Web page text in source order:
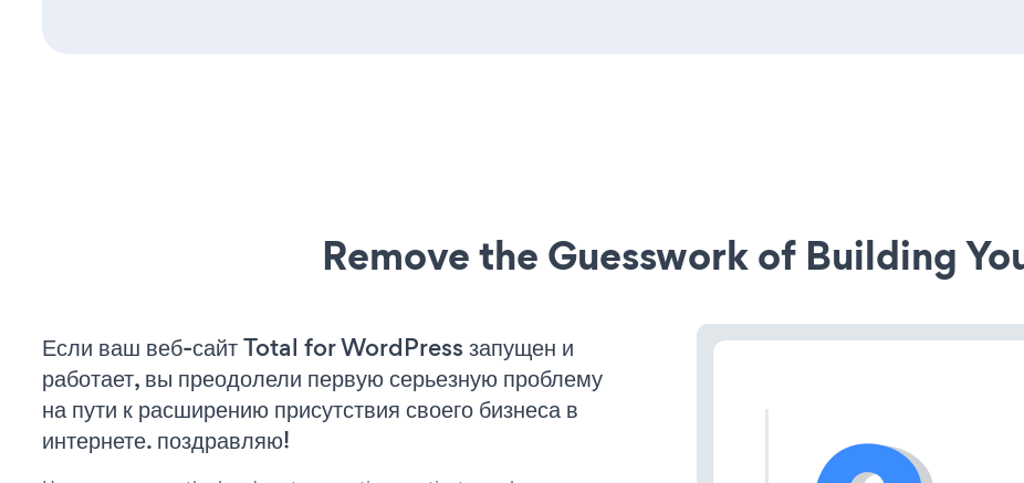
Remove the Guesswork of Building
Если ваш веб-сайт Total for WordPress запущен и
работает, вы преодолели первую серьезную проблему
на пути к расширению присутствия своего бизнеса в
интернете. поздравляю!